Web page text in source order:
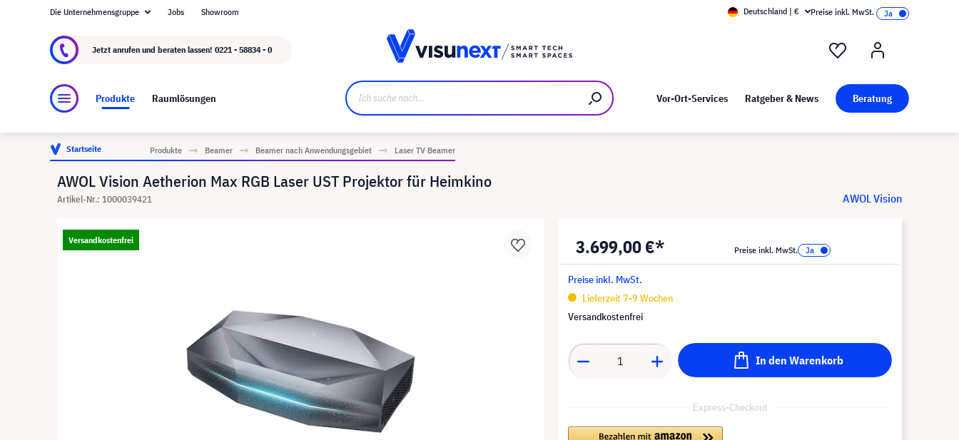
Über visunext.de Kunst bei visunext
Die Unternehmensgruppe Jobs Showroom Deutschland | € Preise inkl. MwSt.
Jetzt anrufen und beraten lassen! 0221 - 58834 - 0
Produkte Raumlösungen Vor-Ort-Services Ratgeber & News Beratung
Startseite Produkte Beamer Beamer nach Anwendungsgebiet Laser TV Beamer
AWOL Vision Aetherion Max RGB Laser UST Projektor für Heimkino
Artikel-Nr.: 1000039421 AWOL Vision
Versandkostenfrei 3.699,00 €* Preise inkl. MwSt.
Preise inkl. MwSt.
Lieferzeit 7-9 Wochen
Versandkostenfrei
In den Warenkorb
Express-Checkout